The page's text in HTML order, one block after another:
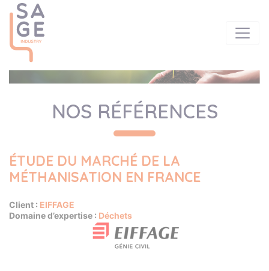
NOS RÉFÉRENCES
ÉTUDE DU MARCHÉ DE LA
MÉTHANISATION EN FRANCE
Client : EIFFAGE
Domaine d’expertise : Déchets